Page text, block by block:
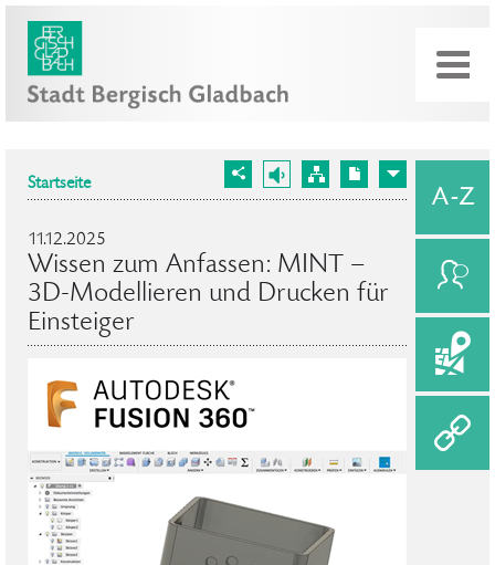
Startseite
11.12.2025
Wissen zum Anfassen: MINT –
3D-Modellieren und Drucken für
Einsteiger